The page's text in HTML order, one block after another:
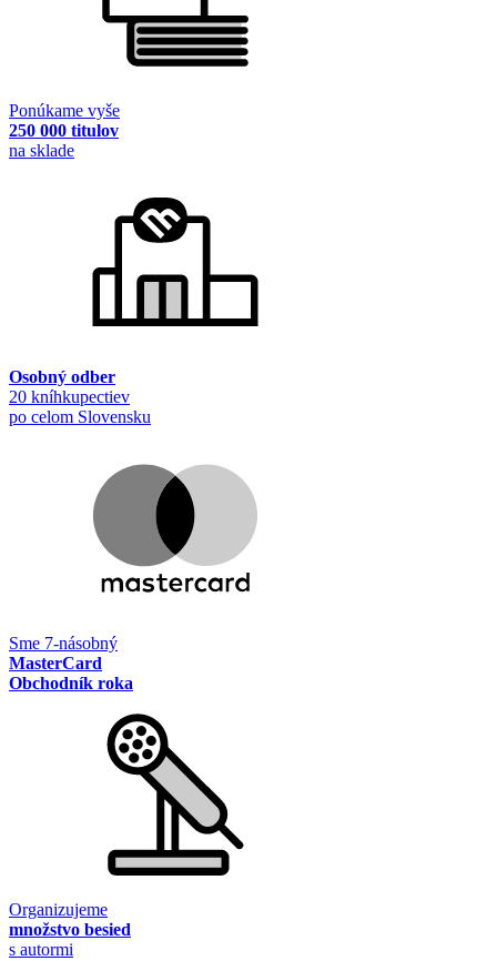
Ponúkame vyše
250 000 titulov
na sklade
Osobný odber
20 kníhkupectiev
po celom Slovensku
Sme 7-násobný
MasterCard
Obchodník roka
Organizujeme
množstvo besied
s autormi